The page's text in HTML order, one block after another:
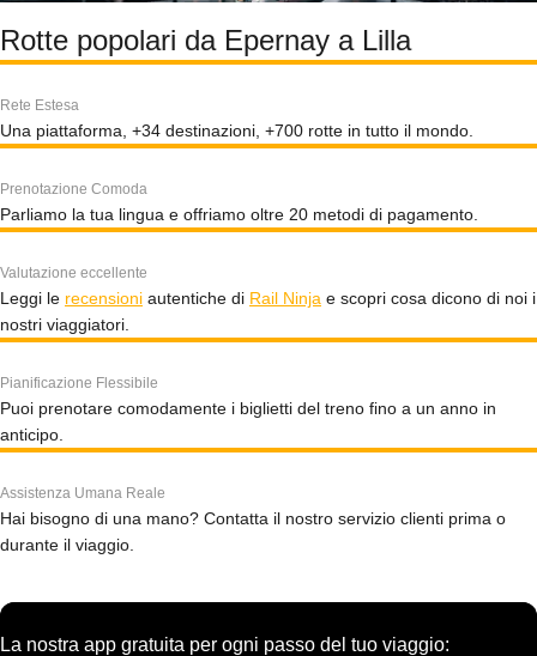
Rotte popolari da Epernay a Lilla
Rete Estesa
Una piattaforma, +34 destinazioni, +700 rotte in tutto il mondo.
Prenotazione Comoda
Parliamo la tua lingua e offriamo oltre 20 metodi di pagamento.
Valutazione eccellente
Leggi le recensioni autentiche di Rail Ninja e scopri cosa dicono di noi i
nostri viaggiatori.
Pianificazione Flessibile
Puoi prenotare comodamente i biglietti del treno fino a un anno in
anticipo.
Assistenza Umana Reale
Hai bisogno di una mano? Contatta il nostro servizio clienti prima o
durante il viaggio.
La nostra app gratuita per ogni passo del tuo viaggio: